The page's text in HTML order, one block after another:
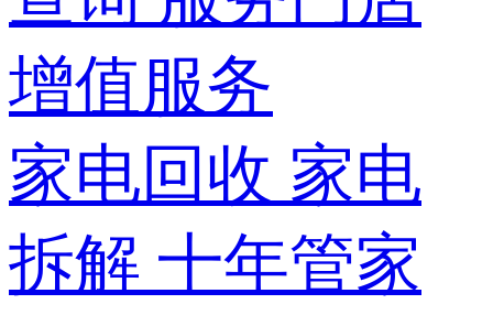
增值服务
家电回收 家电
拆解 十年管家